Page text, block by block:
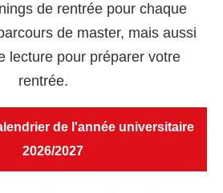
de rentrée pour chaque
de master, mais aussi
lecture pour préparer votre
rentrée.
de l'année universitaire
2026/2027